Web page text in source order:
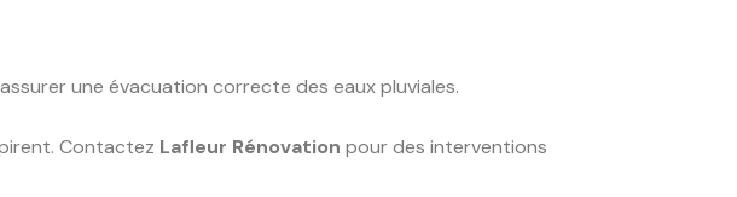
une évacuation correcte des eaux pluviales.
Contactez Lafleur Rénovation pour des interventions